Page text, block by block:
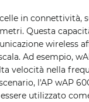
in
Questa
wireless
Ad esempio,
velocità nella
l'AP wAP
utilizzato